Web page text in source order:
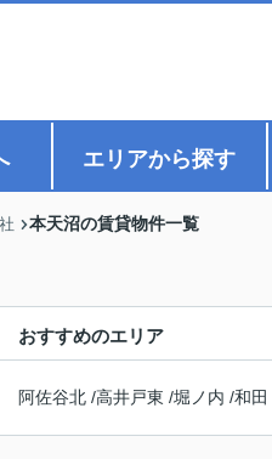
エリアから探す
本天沼の賃貸物件一覧
おすすめのエリア
阿佐谷北 /高井戸東 /堀ノ内 /和田